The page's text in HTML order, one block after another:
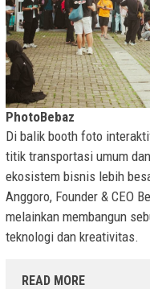
PhotoBebaz
Di balik booth foto
titik transportasi umum
ekosistem bisnis lebih
Anggoro, Founder & CEO
melainkan membangun
teknologi dan kreativitas.
READ MORE